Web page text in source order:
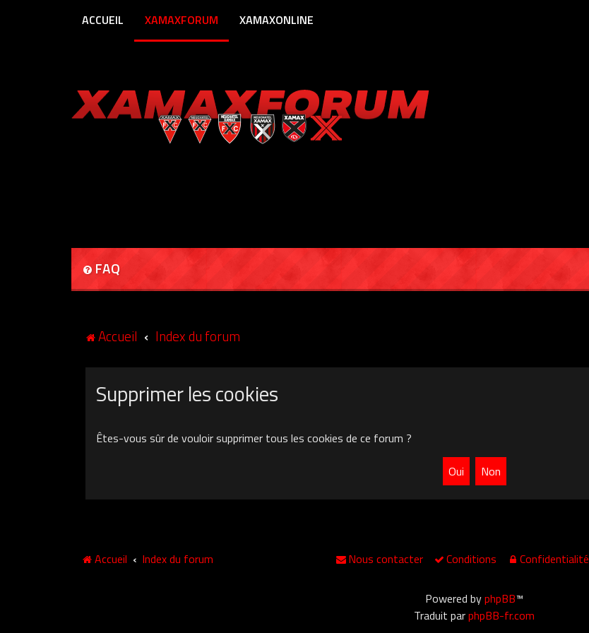
ACCUEIL XAMAXFORUM XAMAXONLINE
FAQ
Accueil Index du forum
Supprimer les cookies
Êtes-vous sûr de vouloir supprimer tous les cookies de ce forum ?
Accueil Index du forum Confidentialité
Conditions
Nous contacter
Powered byphpBB™
Traduit parphpBB-fr.com